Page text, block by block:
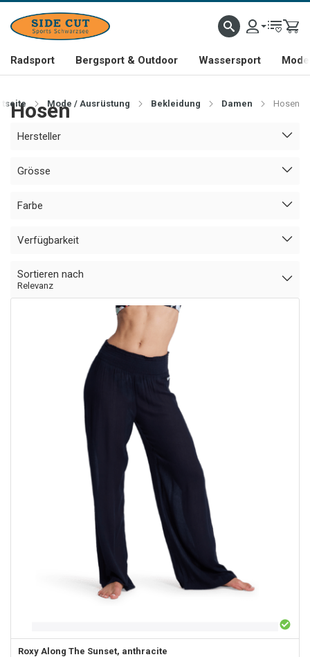
Radsport Bergsport & Outdoor Wassersport
Mode / Ausrüstung Bekleidung Damen Hosen
Hosen
Hersteller
Grösse
Farbe
Verfügbarkeit
Sortieren nach
Relevanz
Roxy Along The Sunset, anthracite